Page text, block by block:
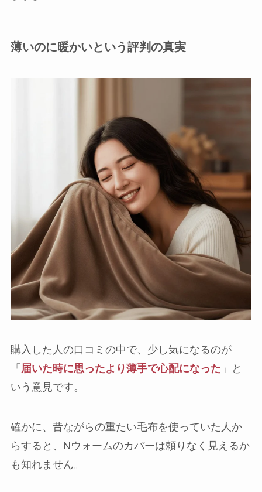
薄いのに暖かいという評判の真実
購入した人の口コミの中で、少し気になるのが
「 届いた時に思ったより薄手で心配になった 」と
いう意見です。
確かに、昔ながらの重たい毛布を使っていた人か
らすると、Nウォームのカバーは頼りなく見えるか
も知れません。